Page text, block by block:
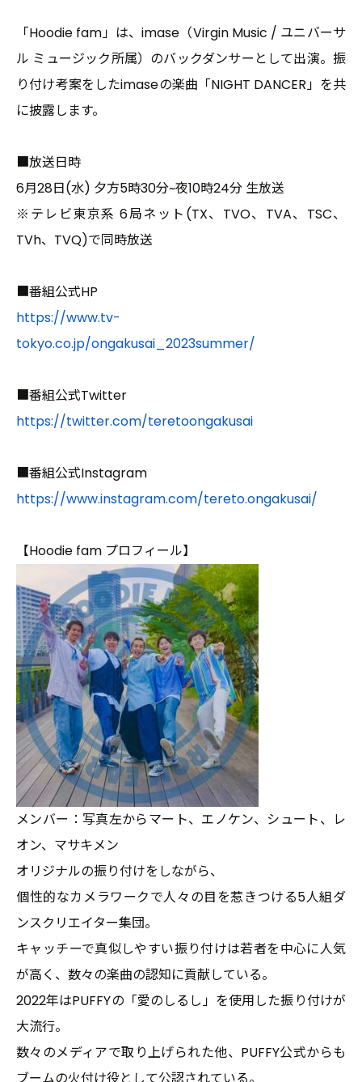
圧ねぇがBS10×17LIVEコラボ企画『Bリーグ全力応
援！バスケ魂』に特別出演決定！
INFORMATION
新たな才能を発掘し、次世代のスタークリエイター
を育成するプロジェクト「Star Creation Next」
始動
「Hoodie fam」は、imase（Virgin Music / ユニバーサ
ル ミュージック所属）のバックダンサーとして出演。振
り付け考案をしたimaseの楽曲「NIGHT DANCER」を共
に披露します。
■放送日時
6月28日(水) 夕方5時30分~夜10時24分 生放送
※テレビ東京系 6局ネット(TX、TVO、TVA、TSC、
TVh、TVQ)で同時放送
■番組公式HP
https://www.tv-
tokyo.co.jp/ongakusai_2023summer/
■番組公式Twitter
https://twitter.com/teretoongakusai
■番組公式Instagram
https://www.instagram.com/tereto.ongakusai/
【Hoodie fam プロフィール】
メンバー：写真左からマート、エノケン、シュート、レ
オン、マサキメン
オリジナルの振り付けをしながら、
個性的なカメラワークで人々の目を惹きつける5人組ダ
ンスクリエイター集団。
キャッチーで真似しやすい振り付けは若者を中心に人気
が高く、数々の楽曲の認知に貢献している。
2022年はPUFFYの「愛のしるし」を使用した振り付けが
大流行。
数々のメディアで取り上げられた他、PUFFY公式からも